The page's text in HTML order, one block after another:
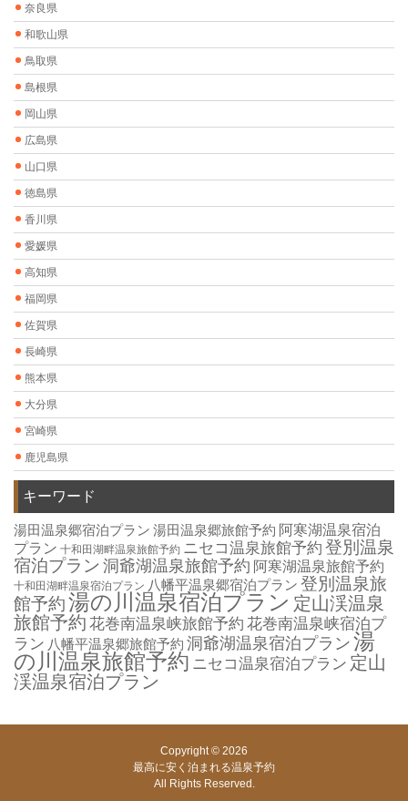
奈良県
和歌山県
鳥取県
島根県
岡山県
広島県
山口県
徳島県
香川県
愛媛県
高知県
福岡県
佐賀県
長崎県
熊本県
大分県
宮崎県
鹿児島県
キーワード
湯田温泉郷宿泊プラン 湯田温泉郷旅館予約 阿寒湖温泉宿泊
プラン 十和田湖畔温泉旅館予約 ニセコ温泉旅館予約 登別温泉
宿泊プラン 洞爺湖温泉旅館予約 阿寒湖温泉旅館予約
十和田湖畔温泉宿泊プラン 八幡平温泉郷宿泊プラン 登別温泉旅
館予約湯の川温泉宿泊プラン 定山渓温泉
旅館予約 花巻南温泉峡旅館予約 花巻南温泉峡宿泊プ
ラン 八幡平温泉郷旅館予約 洞爺湖温泉宿泊プラン 湯
の川温泉旅館予約 ニセコ温泉宿泊プラン 定山
渓温泉宿泊プラン
Copyright © 2026
最高に安く泊まれる温泉予約
All Rights Reserved.